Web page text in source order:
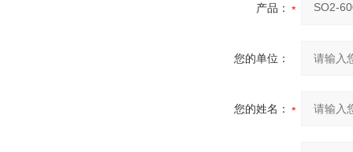
产品：
您的单位：
您的姓名：